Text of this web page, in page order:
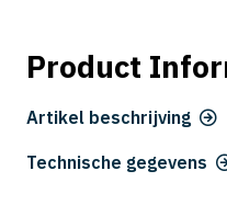
Product
Artikel beschrijving
Technische gegevens